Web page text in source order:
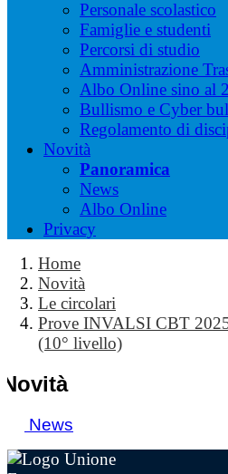
Personale scolastico
Famiglie e studenti
Percorsi di studio
Amministrazione
Albo Online sino al
Bullismo e Cyber
Regolamento di
Novità
Panoramica
News
Albo Online
Privacy
Home
Novità
Le circolari
Prove INVALSI CBT
(10° livello)
Novità
News